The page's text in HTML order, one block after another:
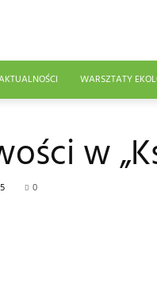
WARSZTATY
w
0